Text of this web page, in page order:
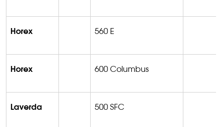
Horex 560 E
Horex 600 Columbus
Laverda 500 SFC